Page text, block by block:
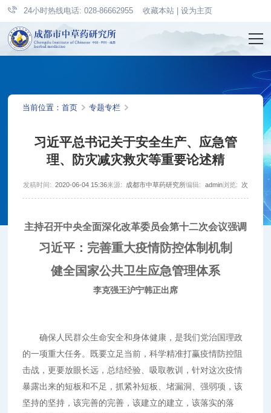
24小时热线电话: 028-86662955 收藏本站 设为主页
当前位置：首页 专题专栏
习近平总书记关于安全生产、应急管
理、防灾减灾救灾等重要论述精
发稿时间: 2020-06-04 15:36来源: 成都市中草药研究所编辑: admin浏览: 次
主持召开中央全面深化改革委员会第十二次会议强调
习近平：完善重大疫情防控体制机制
健全国家公共卫生应急管理体系
李克强王沪宁韩正出席
确保人民群众生命安全和身体健康，是我们党治国理政
的一项重大任务。既要立足当前，科学精准打赢疫情防控阻
击战，更要放眼长远，总结经验、吸取教训，针对这次疫情
暴露出来的短板和不足，抓紧补短板、堵漏洞、强弱项，该
坚持的坚持，该完善的完善，该建立的建立，该落实的落